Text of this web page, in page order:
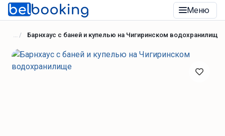
Меню
Барнхаус с баней и купелью на Чигиринском водохранилище